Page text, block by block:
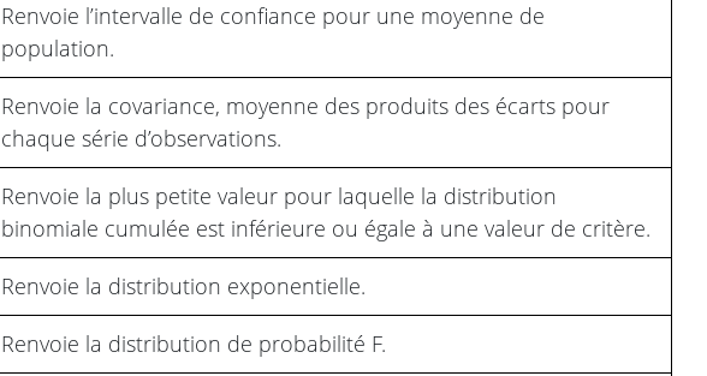
Renvoie l’intervalle de confiance pour une moyenne de
population.
Renvoie la covariance, moyenne des produits des écarts pour
chaque série d’observations.
Renvoie la plus petite valeur pour laquelle la distribution
binomiale cumulée est inférieure ou égale à une valeur de critère.
Renvoie la distribution exponentielle.
Renvoie la distribution de probabilité F.